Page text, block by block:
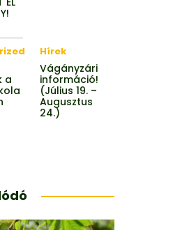
a
Hírek
Vágányzári
információ!
(Július 19. –
Augusztus
24.)